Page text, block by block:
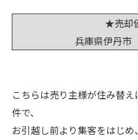
★売却
兵庫県伊丹
こちらは売り主様が住み替
件で、
お引越し前より集客をはじ